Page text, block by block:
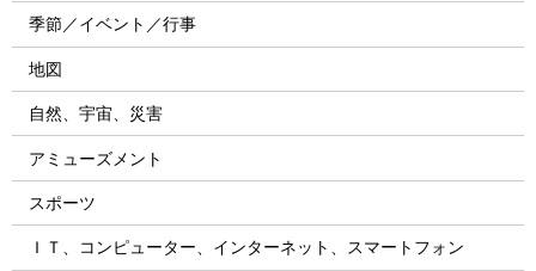
季節／イベント／行事
地図
自然、宇宙、災害
アミューズメント
スポーツ
ＩＴ、コンピューター、インターネット、スマートフォン